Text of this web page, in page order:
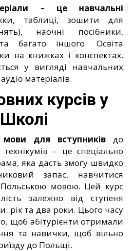
– це навчальні
таблиці, зошити для
наочні посібники,
багато іншого. Освіта
на книжках і конспектах.
у вигляді навчальних
матеріалів.
курсів у
Школі
мови для вступників до
технікумів – це спеціально
яка дасть змогу швидко
запас, навчитися
мовою. Цей курс
залежно від ступеня
рік та два роки. Цього часу
щоб абітурієнти отримали
та навички, щоб вільно
до Польщі.